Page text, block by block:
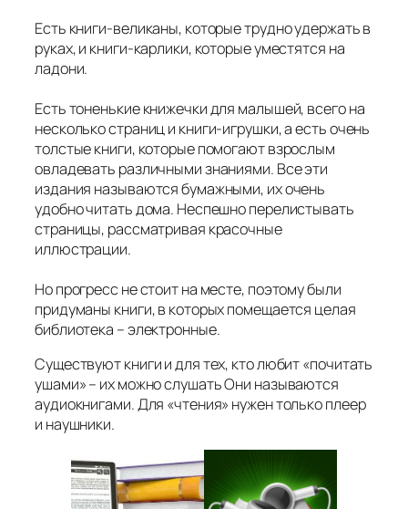
Есть книги-великаны, которые трудно удержать в
руках, и книги-карлики, которые уместятся на
ладони.
Есть тоненькие книжечки для малышей, всего на
несколько страниц и книги-игрушки, а есть очень
толстые книги, которые помогают взрослым
овладевать различными знаниями. Все эти
издания называются бумажными, их очень
удобно читать дома. Неспешно перелистывать
страницы, рассматривая красочные
иллюстрации.
Но прогресс не стоит на месте, поэтому были
придуманы книги, в которых помещается целая
библиотека – электронные.
Существуют книги и для тех, кто любит «почитать
ушами» – их можно слушать Они называются
аудиокнигами. Для «чтения» нужен только плеер
и наушники.